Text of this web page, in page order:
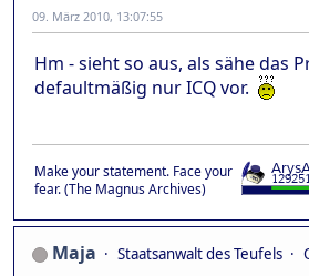
09. März 2010, 13:07:55
Hm - sieht so aus, als sähe das
defaultmäßig nur ICQ vor.
Make your statement. Face your
fear. (The Magnus Archives)
Maja Staatsanwalt des Teufels